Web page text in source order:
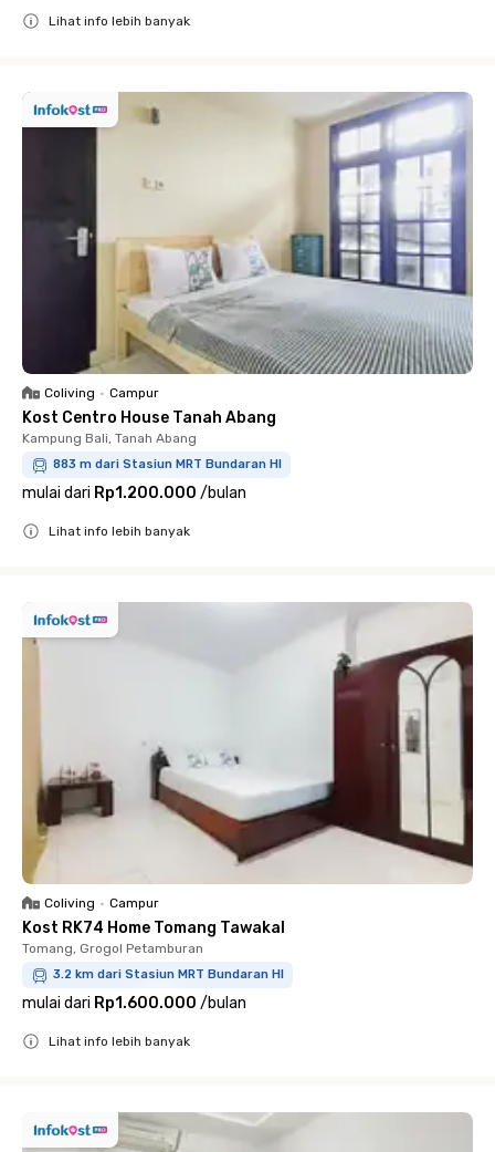
Lihat info lebih banyak
Coliving • Campur
Kost Centro House Tanah Abang
Kampung Bali, Tanah Abang
883 m dari Stasiun MRT Bundaran HI
mulai dari Rp1.200.000 /bulan
Lihat info lebih banyak
Coliving • Campur
Kost RK74 Home Tomang Tawakal
Tomang, Grogol Petamburan
3.2 km dari Stasiun MRT Bundaran HI
mulai dari Rp1.600.000 /bulan
Lihat info lebih banyak